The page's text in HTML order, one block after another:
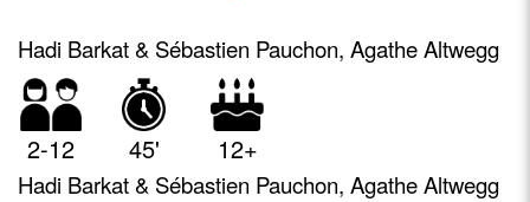
Hadi Barkat & Sébastien Pauchon, Agathe Altwegg
2-12 45' 12+
Hadi Barkat & Sébastien Pauchon, Agathe Altwegg